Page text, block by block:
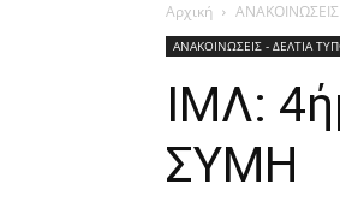
Αρχική
ΑΝΑΚΟΙΝΩΣΕΙΣ - ΔΕΛΤΙΑ
ΙΜΛ:
ΣΥΜΗ